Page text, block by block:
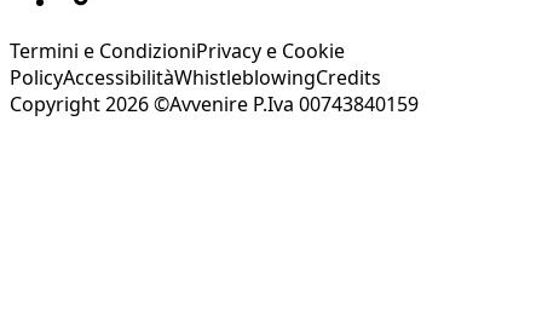
Termini e CondizioniPrivacy e Cookie
PolicyAccessibilitàWhistleblowingCredits
Copyright 2026 ©Avvenire P.Iva 00743840159